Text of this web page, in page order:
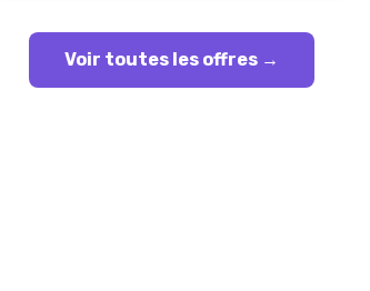
Voir toutes les offres →